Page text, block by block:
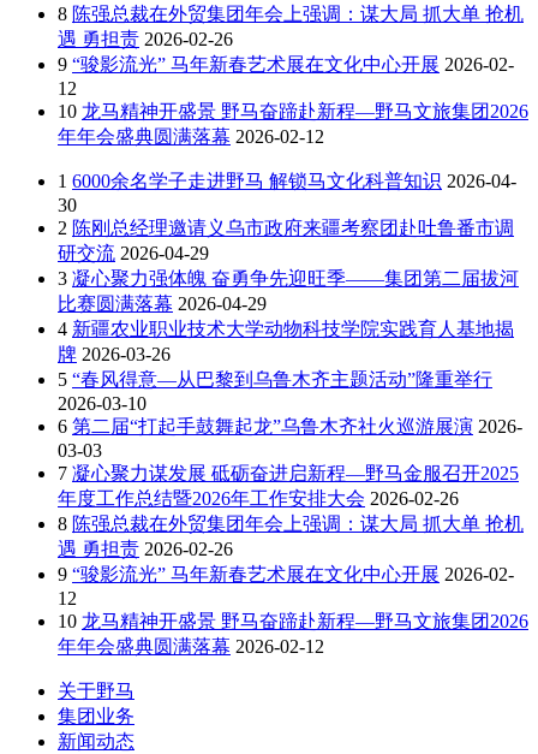
8 陈强总裁在外贸集团年会上强调：谋大局 抓大单 抢机
遇 勇担责 2026-02-26
9 “骏影流光” 马年新春艺术展在文化中心开展 2026-02-
12
10 龙马精神开盛景 野马奋蹄赴新程—野马文旅集团2026
年年会盛典圆满落幕 2026-02-12
1 6000余名学子走进野马 解锁马文化科普知识 2026-04-
30
2 陈刚总经理邀请义乌市政府来疆考察团赴吐鲁番市调
研交流 2026-04-29
3 凝心聚力强体魄 奋勇争先迎旺季——集团第二届拔河
比赛圆满落幕 2026-04-29
4 新疆农业职业技术大学动物科技学院实践育人基地揭
牌 2026-03-26
5 “春风得意—从巴黎到乌鲁木齐主题活动”隆重举行
2026-03-10
6 第二届“打起手鼓舞起龙”乌鲁木齐社火巡游展演 2026-
03-03
7 凝心聚力谋发展 砥砺奋进启新程—野马金服召开2025
年度工作总结暨2026年工作安排大会 2026-02-26
8 陈强总裁在外贸集团年会上强调：谋大局 抓大单 抢机
遇 勇担责 2026-02-26
9 “骏影流光” 马年新春艺术展在文化中心开展 2026-02-
12
10 龙马精神开盛景 野马奋蹄赴新程—野马文旅集团2026
年年会盛典圆满落幕 2026-02-12
关于野马
集团业务
新闻动态